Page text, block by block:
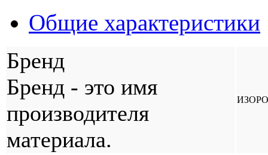
Общие характеристики
Бренд
Бренд - это имя
производителя
материала.